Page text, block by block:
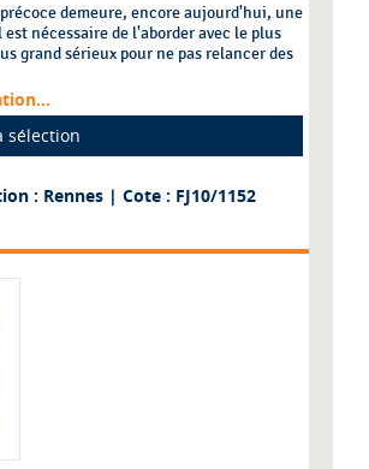
demeure, encore aujourd'hui, une
nécessaire de l'aborder avec le plus
grand sérieux pour ne pas relancer des
sélection
: Rennes | Cote : FJ10/1152